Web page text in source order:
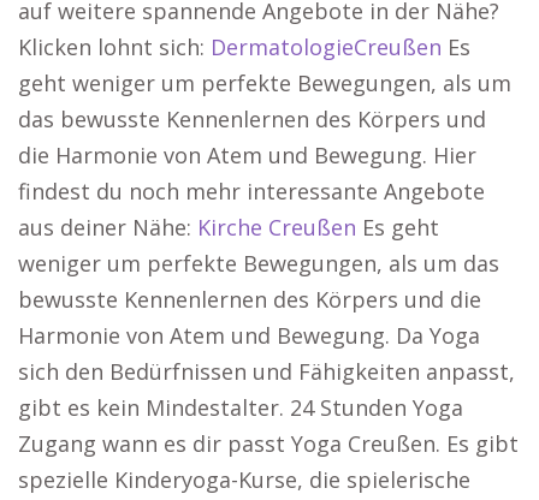
auf weitere spannende Angebote in der Nähe?
Klicken lohnt sich: DermatologieCreußen Es
geht weniger um perfekte Bewegungen, als um
das bewusste Kennenlernen des Körpers und
die Harmonie von Atem und Bewegung. Hier
findest du noch mehr interessante Angebote
aus deiner Nähe: Kirche Creußen Es geht
weniger um perfekte Bewegungen, als um das
bewusste Kennenlernen des Körpers und die
Harmonie von Atem und Bewegung. Da Yoga
sich den Bedürfnissen und Fähigkeiten anpasst,
gibt es kein Mindestalter. 24 Stunden Yoga
Zugang wann es dir passt Yoga Creußen. Es gibt
spezielle Kinderyoga-Kurse, die spielerische